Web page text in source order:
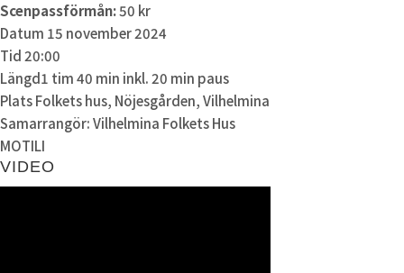
Scenpassförmån:50 kr
Datum 15 november 2024
Tid20:00
Längd1 tim 40 min inkl. 20 min paus
PlatsFolkets hus, Nöjesgården, Vilhelmina
Samarrangör:Vilhelmina Folkets Hus
MOTILI
VIDEO